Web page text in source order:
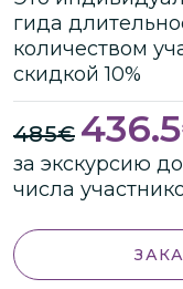
гида
количеством
скидкой 10%
485€ 436.5
за экскурсию
числа